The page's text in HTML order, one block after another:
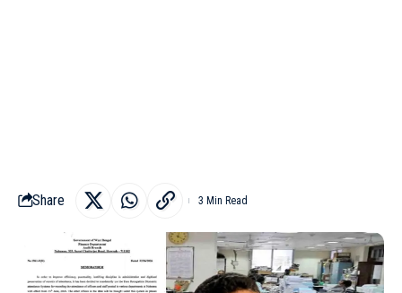
Share 3 Min Read